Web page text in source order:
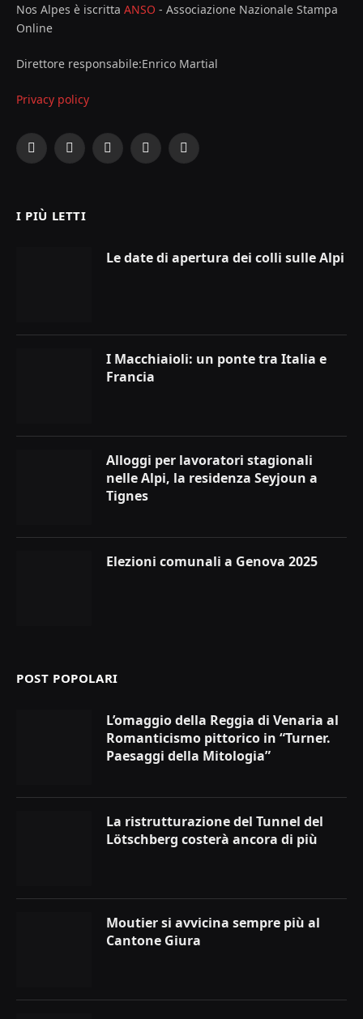
Nos Alpes è iscritta ANSO - Associazione Nazionale Stampa
Online
Direttore responsabile:Enrico Martial
Privacy policy
Facebook
X
InstagramYouTubeLinkedIn
I PIÙ LETTI
Le date di apertura dei colli sulle Alpi
I Macchiaioli: un ponte tra Italia e
Francia
Alloggi per lavoratori stagionali
nelle Alpi, la residenza Seyjoun a
Tignes
Elezioni comunali a Genova 2025
POST POPOLARI
L’omaggio della Reggia di Venaria al
Romanticismo pittorico in “Turner.
Paesaggi della Mitologia”
La ristrutturazione del Tunnel del
Lötschberg costerà ancora di più
Moutier si avvicina sempre più al
Cantone Giura